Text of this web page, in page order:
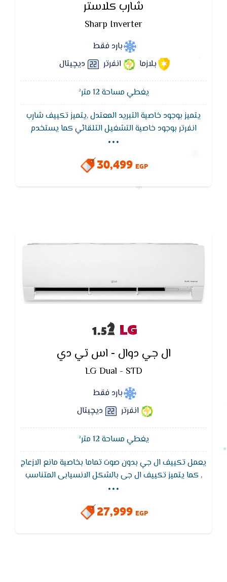
شارب كلاستر
Sharp Inverter
بارد فقط
بلازما
انفرتر ديچيتال
يغطي مساحة 12 متر²
يتميز بوجود خاصية التبريد المعتدل ,يتميز تكييف شارب
انفرتر بوجود خاصية التشغيل التلقائي كما يستخدم
تكييف شارب خاصية MCHX لتوفير الكهرباء حيث يقوم
العربى هو الوحيد الذى لديه القدرة على تغيير درجات
...
30,499 EGP
LG
ال جي دوال - اس تي دي
LG Dual - STD
بارد فقط
انفرتر
ديچيتال
يغطي مساحة 12 متر²
يعمل تكييف ال جي بدون صوت تماما بخاصية مانع الازعاج
, كما يتميز تكييف ال جى بالشكل الانسيابى المتناسب
مع جميع الديكورات المختلفه التى تضيف للمكان لمسه
من الجمال ,يتميز بفلاتر منقية للاتربة لتنقية الهواء
...
27,999 EGP